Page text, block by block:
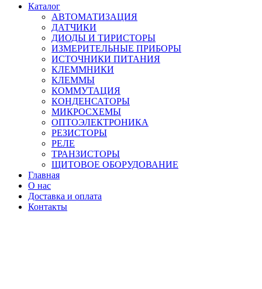
Каталог
АВТОМАТИЗАЦИЯ
ДАТЧИКИ
ДИОДЫ И ТИРИСТОРЫ
ИЗМЕРИТЕЛЬНЫЕ ПРИБОРЫ
ИСТОЧНИКИ ПИТАНИЯ
КЛЕММНИКИ
КЛЕММЫ
КОММУТАЦИЯ
КОНДЕНСАТОРЫ
МИКРОСХЕМЫ
ОПТОЭЛЕКТРОНИКА
РЕЗИСТОРЫ
РЕЛЕ
ТРАНЗИСТОРЫ
ЩИТОВОЕ ОБОРУДОВАНИЕ
Главная
О нас
Доставка и оплата
Контакты